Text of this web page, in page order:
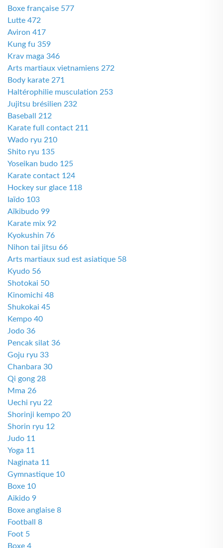
Boxe française 577
Lutte 472
Aviron 417
Kung fu 359
Krav maga 346
Arts martiaux vietnamiens 272
Body karate 271
Haltérophilie musculation 253
Jujitsu brésilien 232
Baseball 212
Karate full contact 211
Wado ryu 210
Shito ryu 135
Yoseikan budo 125
Karate contact 124
Hockey sur glace 118
Iaïdo 103
Aïkibudo 99
Karate mix 92
Kyokushin 76
Nihon tai jitsu 66
Arts martiaux sud est asiatique 58
Kyudo 56
Shotokai 50
Kinomichi 48
Shukokai 45
Kempo 40
Jodo 36
Pencak silat 36
Goju ryu 33
Chanbara 30
Qi gong 28
Mma 26
Uechi ryu 22
Shorinji kempo 20
Shorin ryu 12
Judo 11
Yoga 11
Naginata 11
Gymnastique 10
Boxe 10
Aikido 9
Boxe anglaise 8
Football 8
Foot 5
Boxe 4